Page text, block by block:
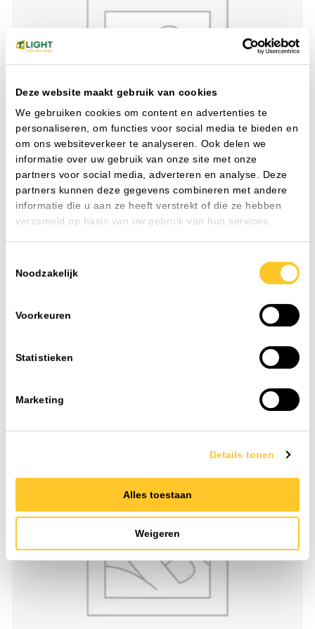
Deze website maakt gebruik van cookies
We gebruiken cookies om content en advertenties te
personaliseren, om functies voor social media te bieden en
om ons websiteverkeer te analyseren. Ook delen we
informatie over uw gebruik van onze site met onze
partners voor social media, adverteren en analyse. Deze
partners kunnen deze gegevens combineren met andere
informatie die u aan ze heeft verstrekt of die ze hebben
verzameld op basis van uw gebruik van hun services.
Noodzakelijk
Voorkeuren
Statistieken
Marketing
Details tonen
Alles toestaan
Weigeren
Plafond- en wandarmaturen
LINEAR COMPACT SWITCH 1500 17 W
CRI80-89
Nom. spanning
EAN: 4058075106178